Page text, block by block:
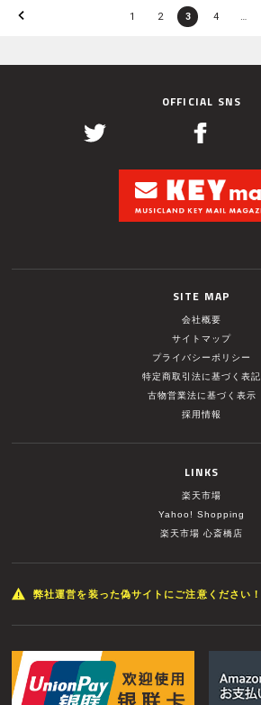
1 2 3 4 …
OFFICIAL SNS
SITE MAP
会社概要
サイトマップ
プライバシーポリシー
特定商取引法に基づく表記
古物営業法に基づく表示
採用情報
LINKS
楽天市場
Yahoo! Shopping
楽天市場 心斎橋店
弊社運営を装った偽サイトにご注意ください！